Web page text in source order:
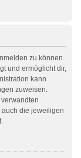
zu können.
und ermöglicht dir,
kann
zuweisen.
auch die jeweiligen